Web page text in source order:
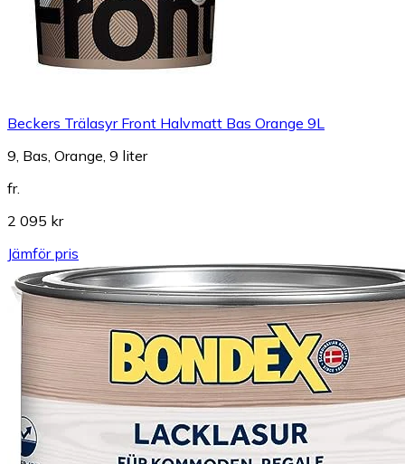
Beckers Trälasyr Front Halvmatt Bas Orange 9L
9, Bas, Orange, 9 liter
fr.
2 095 kr
Jämför pris